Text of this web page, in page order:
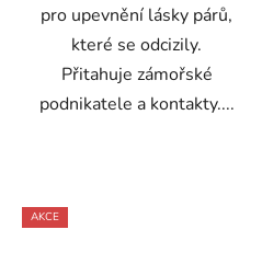
pro upevnění lásky párů,
které se odcizily.
Přitahuje zámořské
podnikatele a kontakty....
AKCE